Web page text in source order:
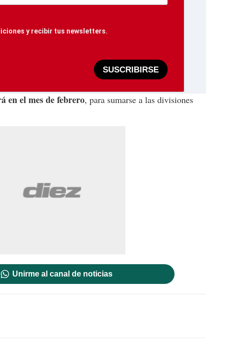
y recibir tus newsletters.
SUSCRIBIRSE
en el mes de febrero, para sumarse a las divisiones
Unirme al canal de noticias